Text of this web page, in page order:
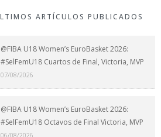
ARTÍCULOS PUBLICADOS
@FIBA U18 Women’s EuroBasket 2026:
#SelFemU18 Cuartos de Final, Victoria, MVP
07/08/2026
@FIBA U18 Women’s EuroBasket 2026:
#SelFemU18 Octavos de Final Victoria, MVP
06/08/2026